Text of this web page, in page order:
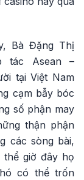
Bà Đặng Thị
tác Asean –
tại Việt Nam
cạm bẫy bóc
số phận may
thận phận
các sòng bài,
thể giờ đây họ
có thể trốn